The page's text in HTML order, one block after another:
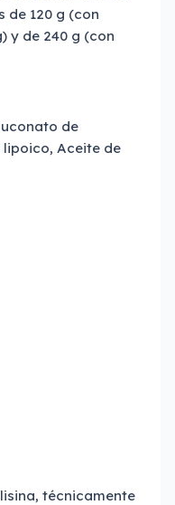
de 120 g (con
y de 240 g (con
de
Aceite de
técnicamente